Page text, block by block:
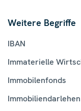
Weitere Begriffe
IBAN
Immaterielle
Immobilenfonds
Immobiliendarlehen